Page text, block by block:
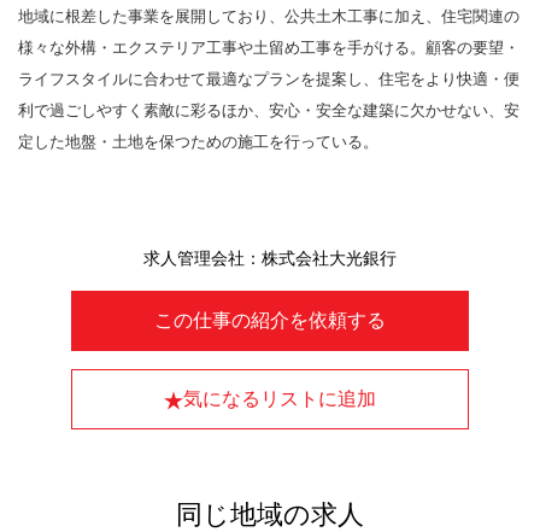
地域に根差した事業を展開しており、公共土木工事に加え、住宅関連の
様々な外構・エクステリア工事や土留め工事を手がける。顧客の要望・
ライフスタイルに合わせて最適なプランを提案し、住宅をより快適・便
利で過ごしやすく素敵に彩るほか、安心・安全な建築に欠かせない、安
定した地盤・土地を保つための施工を行っている。
この仕事の紹介を依頼する
気になるリストに追加
求人管理会社：株式会社大光銀行
同じ地域の求人